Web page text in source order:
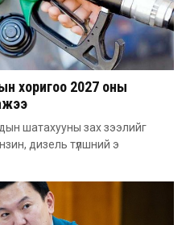
хоригоо 2027 оны
шатахууны зах зээлийг
дизель түлшний э